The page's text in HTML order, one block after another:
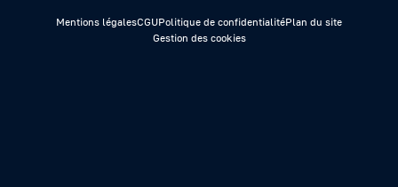
Mentions légalesCGUPolitique de confidentialitéPlan du site
Gestion des cookies